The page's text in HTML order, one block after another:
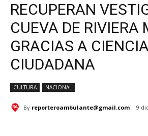
RECUPERAN
CUEVA DE RIVIERA
GRACIAS A CIENCIA
CIUDADANA
CULTURA NACIONAL
By reporteroambulante@gmail.com 9